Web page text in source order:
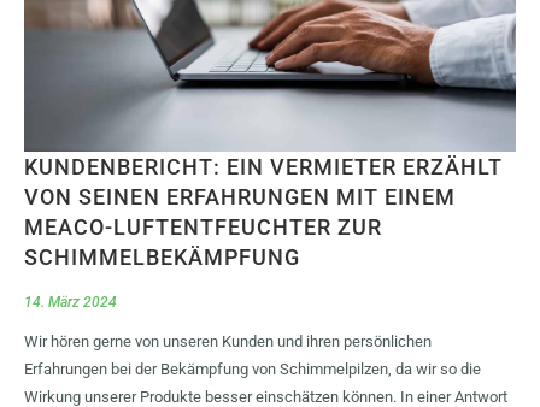
KUNDENBERICHT: EIN VERMIETER ERZÄHLT
VON SEINEN ERFAHRUNGEN MIT EINEM
MEACO-LUFTENTFEUCHTER ZUR
SCHIMMELBEKÄMPFUNG
14. März 2024
Wir hören gerne von unseren Kunden und ihren persönlichen
Erfahrungen bei der Bekämpfung von Schimmelpilzen, da wir so die
Wirkung unserer Produkte besser einschätzen können. In einer Antwort